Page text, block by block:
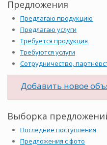
Предложения
Предлагаю продукцию
Предлагаю услуги
Требуется продукция
Требуются услуги
Сотрудничество,
Добавить новое
Выборка
Последние поступления
Предложения с фото